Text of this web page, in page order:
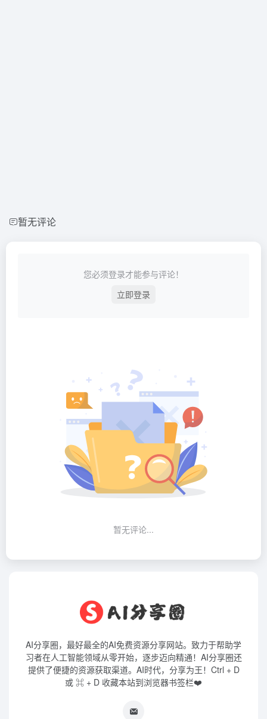
暂无评论
您必须登录才能参与评论！
立即登录
暂无评论...
AI分享圈，最好最全的AI免费资源分享网站。致力于帮助学
习者在人工智能领域从零开始，逐步迈向精通！AI分享圈还
提供了便捷的资源获取渠道。AI时代，分享为王！Ctrl + D
或 ⌘ + D 收藏本站到浏览器书签栏❤️